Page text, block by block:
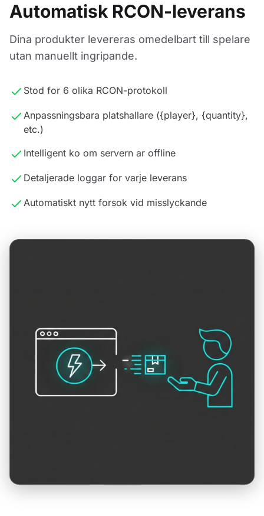
Automatisk RCON-leverans
Dina produkter levereras omedelbart till spelare
utan manuellt ingripande.
Stod for 6 olika RCON-protokoll
Anpassningsbara platshallare ({player}, {quantity},
etc.)
Intelligent ko om servern ar offline
Detaljerade loggar for varje leverans
Automatiskt nytt forsok vid misslyckande